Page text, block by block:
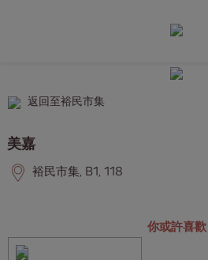
返回至裕民市集
美嘉
裕民市集, B1, 118
你或許喜歡